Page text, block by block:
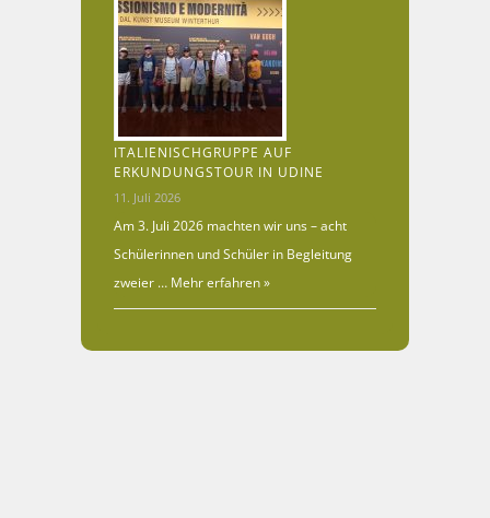
ITALIENISCHGRUPPE AUF
ERKUNDUNGSTOUR IN UDINE
11. Juli 2026
Am 3. Juli 2026 machten wir uns – acht
Schülerinnen und Schüler in Begleitung
zweier … Mehr erfahren »